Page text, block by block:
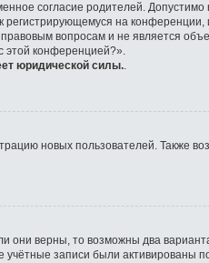
согласие родителей.
регистрирующемуся на
вопросам и не является
этой конференцией?».
юридической силы..
новых пользователей. Также
они верны, то возможны два
записи были